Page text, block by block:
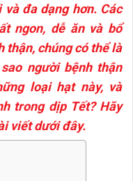
đa dạng hơn. Các
ngon, dễ ăn và bổ
thận, chúng có thể là
người bệnh thận
loại hạt này, và
trong dịp Tết? Hãy
viết dưới đây.